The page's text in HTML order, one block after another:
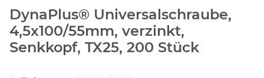
DynaPlus® Universalschraube,
4,5x100/55mm, verzinkt,
Senkkopf, TX25, 200 Stück